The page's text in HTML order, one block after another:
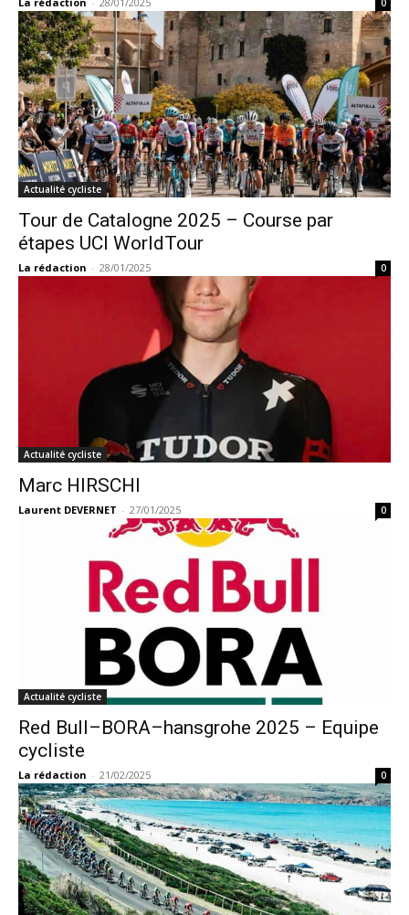
0
Actualité cycliste
Tour de Catalogne 2025 – Course par
étapes UCI WorldTour
La rédaction - 28/01/2025 0
Actualité cycliste
Marc HIRSCHI
Laurent DEVERNET - 27/01/2025 0
Actualité cycliste
Red Bull–BORA–hansgrohe 2025 – Equipe
cycliste
La rédaction - 21/02/2025 0